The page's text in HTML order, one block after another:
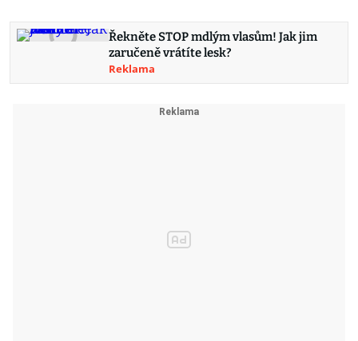
Řekněte STOP mdlým vlasům! Jak jim
zaručeně vrátíte lesk?
Reklama